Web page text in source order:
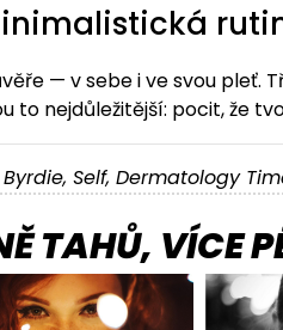
— v sebe i ve svou pleť.
to nejdůležitější: pocit, že
Self, Dermatology
TAHŮ, VÍCE